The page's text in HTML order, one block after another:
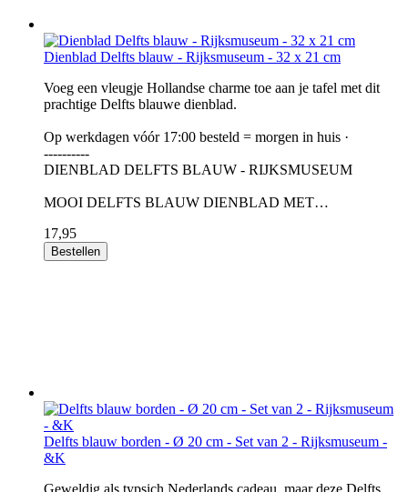
Dienblad Delfts blauw - Rijksmuseum - 32 x 21 cm
Voeg een vleugje Hollandse charme toe aan je tafel met dit
prachtige Delfts blauwe dienblad.
Op werkdagen vóór 17:00 besteld = morgen in huis ·
----------
DIENBLAD DELFTS BLAUW - RIJKSMUSEUM
MOOI DELFTS BLAUW DIENBLAD MET…
17,95
Bestellen
Delfts blauw borden - Ø 20 cm - Set van 2 - Rijksmuseum -
&K
Geweldig als typsich Nederlands cadeau, maar deze Delfts